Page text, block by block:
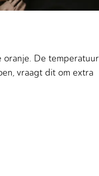
De temperatuur
vraagt dit om extra